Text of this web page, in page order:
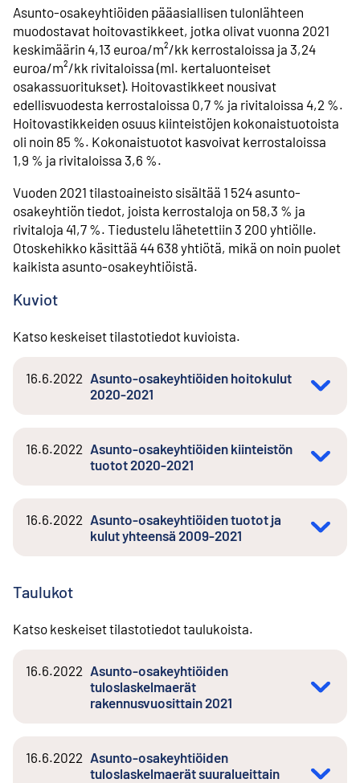
Asunto-osakeyhtiöiden pääasiallisen tulonlähteen
muodostavat hoitovastikkeet, jotka olivat vuonna 2021
keskimäärin 4,13 euroa/m²/kk kerrostaloissa ja 3,24
euroa/m²/kk rivitaloissa (ml. kertaluonteiset
osakassuoritukset). Hoitovastikkeet nousivat
edellisvuodesta kerrostaloissa 0,7 % ja rivitaloissa 4,2 %.
Hoitovastikkeiden osuus kiinteistöjen kokonaistuotoista
oli noin 85 %. Kokonaistuotot kasvoivat kerrostaloissa
1,9 % ja rivitaloissa 3,6 %.
Vuoden 2021 tilastoaineisto sisältää 1 524 asunto-
osakeyhtiön tiedot, joista kerrostaloja on 58,3 % ja
rivitaloja 41,7 %. Tiedustelu lähetettiin 3 200 yhtiölle.
Otoskehikko käsittää 44 638 yhtiötä, mikä on noin puolet
kaikista asunto-osakeyhtiöistä.
Kuviot
Katso keskeiset tilastotiedot kuvioista.
16.6.2022 Asunto-osakeyhtiöiden hoitokulut
2020-2021
16.6.2022 Asunto-osakeyhtiöiden kiinteistön
tuotot 2020-2021
16.6.2022 Asunto-osakeyhtiöiden tuotot ja
kulut yhteensä 2009-2021
Taulukot
Katso keskeiset tilastotiedot taulukoista.
16.6.2022 Asunto-osakeyhtiöiden
tuloslaskelmaerät
rakennusvuosittain 2021
16.6.2022 Asunto-osakeyhtiöiden
tuloslaskelmaerät suuralueittain